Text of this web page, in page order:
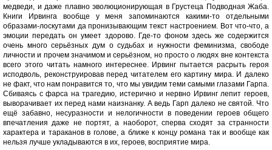
медведи, и даже плавно эволюционирующая в Грустеца Подводная Жаба.
Книги Ирвинга вообще у меня запоминаются какими-то отдельными
образами-лоскутами да пронизывающим текст настроением. Вот что-что, а
эмоции передать он умеет здорово. Где-то фоном здесь же содержится
очень много серьёзных дум о судьбах и нужности феминизма, свободе
личности и прочем значимом и серьёзном, но просто о людях вне контекста
всего этого читать намного интереснее. Ирвинг пытается расрыть героя
исподволь, реконструировав перед читателем его картину мира. И далеко
не факт, что нам понравится то, что мы увидим теми самыми глазами Гарпа.
Сбиваясь с фарса на трагедию, истерично и нервно Ирвинг лепит героев,
выворачивает их перед нами наизнанку. А ведь Гарп далеко не святой. Что
ещё забавно, несуразности и нелогичности в поведении героев общего
впечатления даже не портят, а наоборот, сперва сходят за странности
характера и тараканов в голове, а ближе к концу романа так и вообще как
нельзя лучше укладываются в их, героев, восприятие мира.